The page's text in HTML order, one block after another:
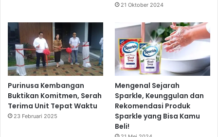
21 Oktober 2024
Purinusa Kembangan
Buktikan Komitmen, Serah
Terima Unit Tepat Waktu
23 Februari 2025
Mengenal Sejarah
Sparkle, Keunggulan dan
Rekomendasi Produk
Sparkle yang Bisa Kamu
Beli!